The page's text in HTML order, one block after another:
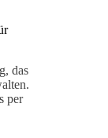
das
per